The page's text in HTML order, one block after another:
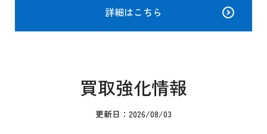
詳細はこちら
買取強化情報
更新日：2026/08/03